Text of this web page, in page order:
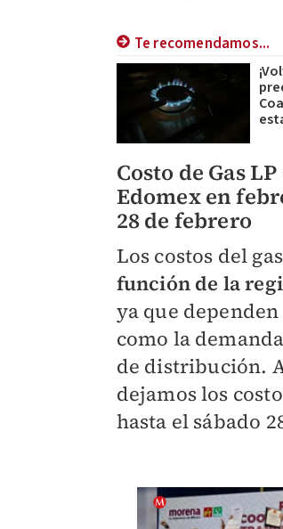
Te recomendamos...
Costo de Gas
Edomex en
28 de febrero
Los costos del
función de la
ya que
como la
de distribución.
dejamos los
hasta el sábado